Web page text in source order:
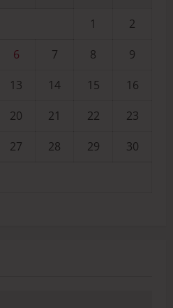
1
2
6 7 8
9
13 14 15
16
20 21 22
23
27 28 29
30